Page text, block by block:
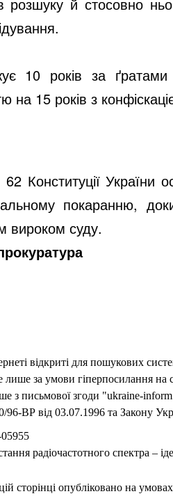
10 років за
на 15 років з
Конституції
покаранню,
вироком суду.
відкриті для пошукових
за умови гіперпосилання
письмової згоди "ukraine-
ВР від 03.07.1996 та Закону
радіочастотного спектра –
сторінці опубліковано на умовах